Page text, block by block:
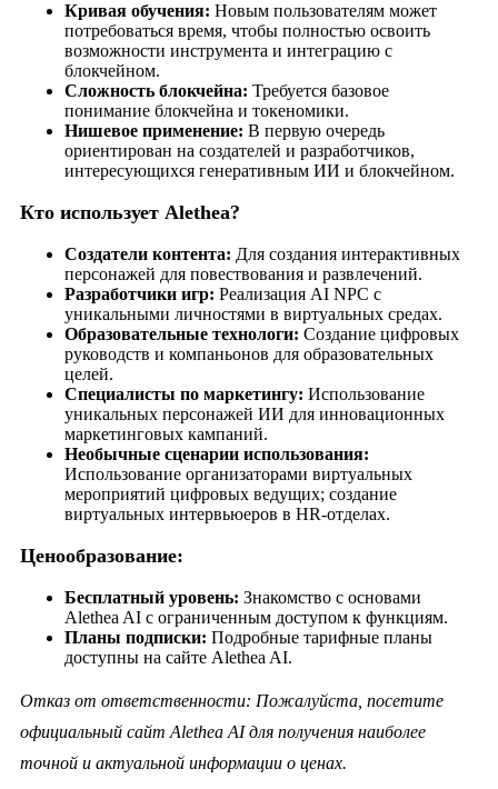
Кривая обучения: Новым пользователям может
потребоваться время, чтобы полностью освоить
возможности инструмента и интеграцию с
блокчейном.
Сложность блокчейна: Требуется базовое
понимание блокчейна и токеномики.
Нишевое применение: В первую очередь
ориентирован на создателей и разработчиков,
интересующихся генеративным ИИ и блокчейном.
Кто использует Alethea?
Создатели контента: Для создания интерактивных
персонажей для повествования и развлечений.
Разработчики игр: Реализация AI NPC с
уникальными личностями в виртуальных средах.
Образовательные технологи: Создание цифровых
руководств и компаньонов для образовательных
целей.
Специалисты по маркетингу: Использование
уникальных персонажей ИИ для инновационных
маркетинговых кампаний.
Необычные сценарии использования:
Использование организаторами виртуальных
мероприятий цифровых ведущих; создание
виртуальных интервьюеров в HR-отделах.
Ценообразование:
Бесплатный уровень: Знакомство с основами
Alethea AI с ограниченным доступом к функциям.
Планы подписки: Подробные тарифные планы
доступны на сайте Alethea AI.
Отказ от ответственности: Пожалуйста, посетите
официальный сайт Alethea AI для получения наиболее
точной и актуальной информации о ценах.